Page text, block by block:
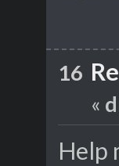
16
«
Help